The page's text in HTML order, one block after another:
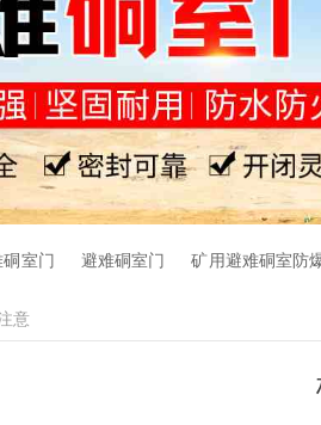
室门 避难硐室门 矿用避难硐室防
意